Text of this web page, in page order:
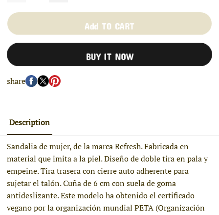
Add TO CART
BUY IT NOW
share
Description
Sandalia de mujer, de la marca Refresh. Fabricada en
material que imita a la piel. Diseño de doble tira en pala y
empeine. Tira trasera con cierre auto adherente para
sujetar el talón. Cuña de 6 cm con suela de goma
antideslizante. Este modelo ha obtenido el certificado
vegano por la organización mundial PETA (Organización